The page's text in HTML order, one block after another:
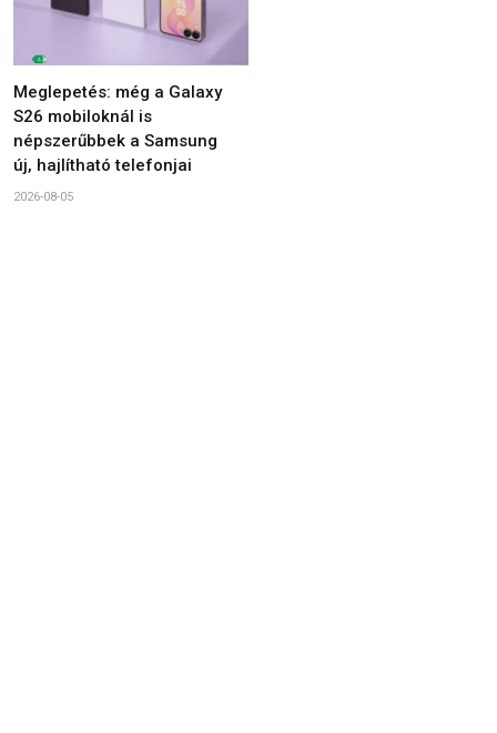
Meglepetés: még a Galaxy
S26 mobiloknál is
népszerűbbek a Samsung
új, hajlítható telefonjai
2026-08-05